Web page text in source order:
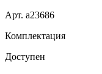
Арт. a23686
Комплектация
Доступен